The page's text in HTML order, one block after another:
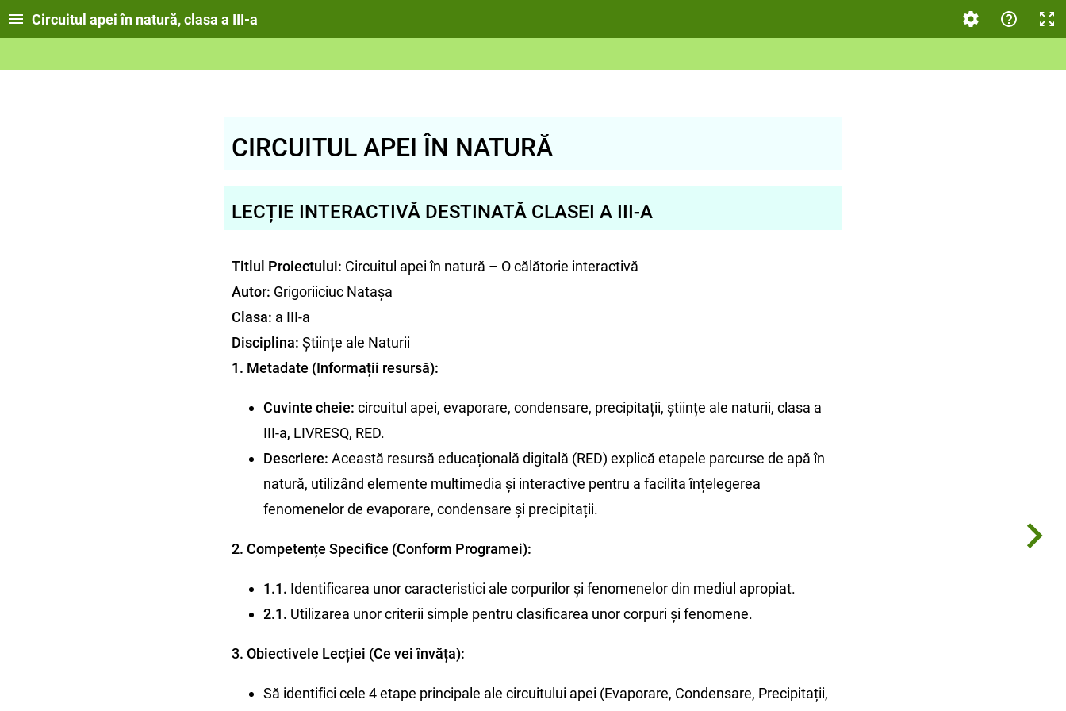
Circuitul apei în natură, clasa a III-a
CIRCUITUL APEI ÎN NATURĂ
LECȚIE INTERACTIVĂ DESTINATĂ CLASEI A III-A
Titlul Proiectului: Circuitul apei în natură – O călătorie interactivă
Autor: Grigoriiciuc Natașa
Clasa: a III-a
Disciplina: Științe ale Naturii
1. Metadate (Informații resursă):
Cuvinte cheie: circuitul apei, evaporare, condensare, precipitații, științe ale naturii, clasa a
III-a, LIVRESQ, RED.
Descriere: Această resursă educațională digitală (RED) explică etapele parcurse de apă în
natură, utilizând elemente multimedia și interactive pentru a facilita înțelegerea
fenomenelor de evaporare, condensare și precipitații.
2. Competențe Specifice (Conform Programei):
1.1. Identificarea unor caracteristici ale corpurilor și fenomenelor din mediul apropiat.
2.1. Utilizarea unor criterii simple pentru clasificarea unor corpuri și fenomene.
3. Obiectivele Lecției (Ce vei învăța):
Să identifici cele 4 etape principale ale circuitului apei (Evaporare, Condensare, Precipitații,